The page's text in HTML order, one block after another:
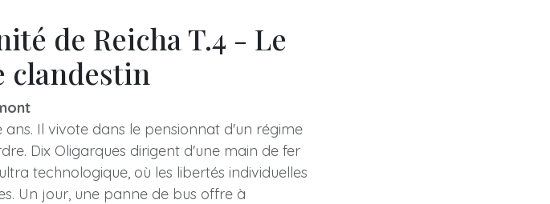
de Reicha T.4 - Le
clandestin
ans. Il vivote dans le pensionnat d'un régime
Dix Oligarques dirigent d'une main de fer
technologique, où les libertés individuelles
Un jour, une panne de bus offre à